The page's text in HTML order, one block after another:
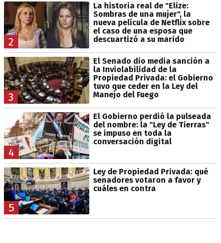
2
La historia real de "Elize:
Sombras de una mujer", la
nueva película de Netflix sobre
el caso de una esposa que
descuartizó a su marido
3
El Senado dio media sanción a
la Inviolabilidad de la
Propiedad Privada: el Gobierno
tuvo que ceder en la Ley del
Manejo del Fuego
4
El Gobierno perdió la pulseada
del nombre: la "Ley de Tierras"
se impuso en toda la
conversación digital
5
Ley de Propiedad Privada: qué
senadores votaron a favor y
cuáles en contra